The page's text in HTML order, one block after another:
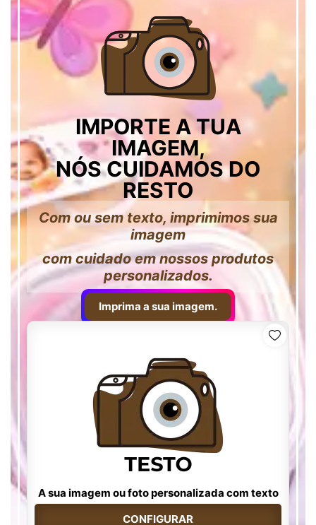
IMPORTE A TUA
IMAGEM,
NÓS CUIDAMOS DO
RESTO
Com ou sem texto, imprimimos sua
imagem
com cuidado em nossos produtos
personalizados.
Imprima a sua imagem.
A sua imagem ou foto personalizada com texto
CONFIGURAR